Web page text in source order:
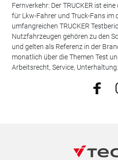
Fernverkehr: Der TRUCKER ist
für Lkw-Fahrer und Truck-Fans im
umfangreichen TRUCKER
Nutzfahrzeugen gehören zu den
und gelten als Referenz in der
monatlich über die Themen Test
Arbeitsrecht, Service, Unterhaltung.